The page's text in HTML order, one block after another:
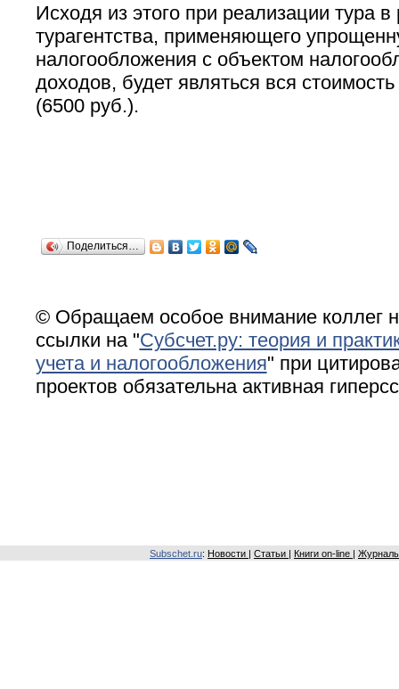
Исходя из этого при реализации тура
турагентства, применяющего
налогообложения с объектом
доходов, будет являться вся
(6500 руб.).
Поделиться…
© Обращаем особое внимание коллег
ссылки на "Субсчет.ру: теория и
учета и налогообложения" при
проектов обязательна активная
Subschet.ru: Новости Статьи Книги on-line